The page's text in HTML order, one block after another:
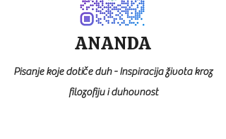
ANANDA
Pisanje koje dotiče duh - Inspiracija života kroz
filozofiju i duhovnost